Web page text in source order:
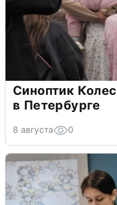
Синоптик
в Петербурге
8 августа 0